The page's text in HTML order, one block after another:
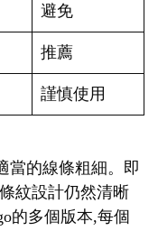
避免
推薦
謹慎使用
當的線條粗細。即
紋設計仍然清晰
的多個版本,每個